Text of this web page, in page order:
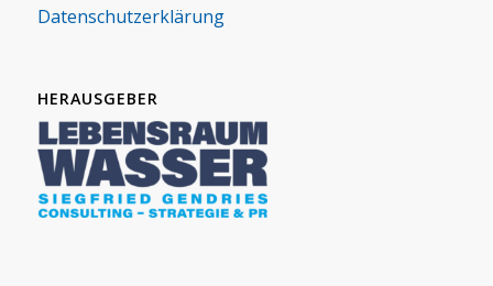
Daten­schutz­er­klä­rung
HERAUSGEBER